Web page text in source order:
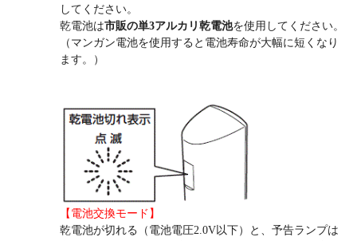
してください。
乾電池は市販の単3アルカリ乾電池を使用してください。
（マンガン電池を使用すると電池寿命が大幅に短くなり
ます。）
【電池交換モード】
乾電池が切れる（電池電圧2.0V以下）と、予告ランプは